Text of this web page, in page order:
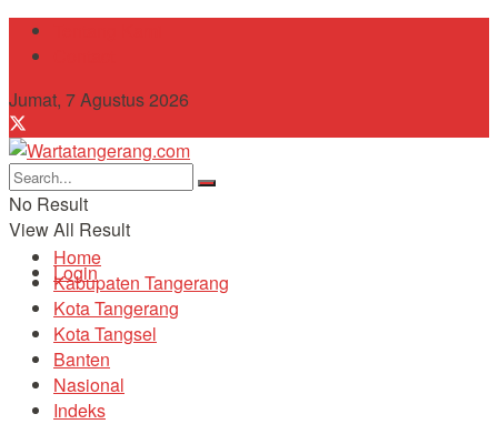
Jumat, 7 Agustus 2026
No Result
View All Result
Login
Home
Kabupaten Tangerang
Kota Tangerang
Kota Tangsel
Banten
Nasional
Indeks